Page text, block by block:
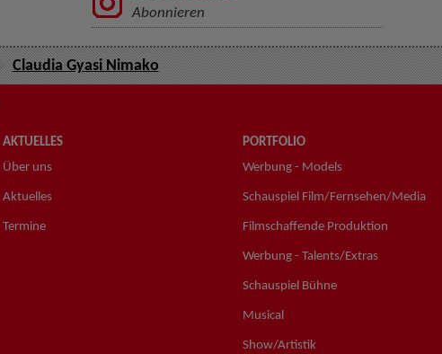
Abonnieren
Claudia Gyasi Nimako
AKTUELLES
Über uns
Aktuelles
Termine
PORTFOLIO
Werbung - Models
Schauspiel Film/Fernsehen/Media
Filmschaffende Produktion
Werbung - Talents/Extras
Schauspiel Bühne
Musical
Show/Artistik